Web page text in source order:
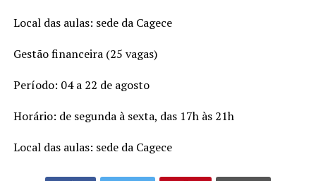
Local das aulas: sede da Cagece
Gestão financeira (25 vagas)
Período: 04 a 22 de agosto
Horário: de segunda à sexta, das 17h às 21h
Local das aulas: sede da Cagece